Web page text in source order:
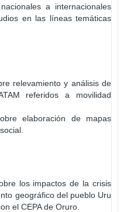
a internacionales
en las líneas temáticas
relevamiento y análisis de
referidos a movilidad
elaboración de mapas
los impactos de la crisis
geográfico del pueblo Uru
el CEPA de Oruro.